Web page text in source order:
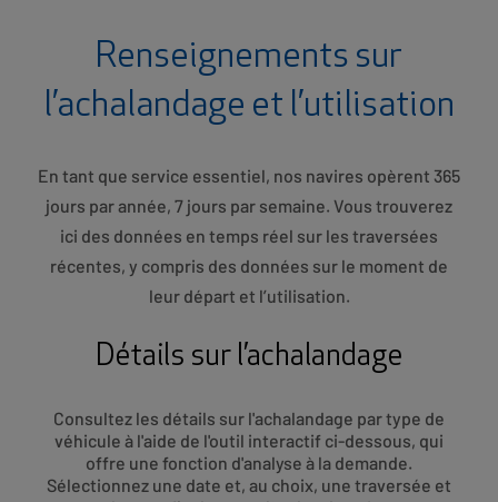
Renseignements sur
l’achalandage et l’utilisation
En tant que service essentiel, nos navires opèrent 365
jours par année, 7 jours par semaine. Vous trouverez
ici des données en temps réel sur les traversées
récentes, y compris des données sur le moment de
leur départ et l’utilisation.
Détails sur l’achalandage
Consultez les détails sur l'achalandage par type de
véhicule à l'aide de l'outil interactif ci-dessous, qui
offre une fonction d'analyse à la demande.
Sélectionnez une date et, au choix, une traversée et